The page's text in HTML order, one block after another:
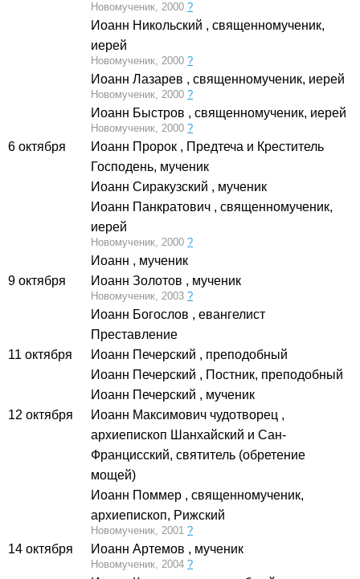
Новомученик, 2000 ?
Иоанн Никольский , священномученик,
иерей
Новомученик, 2000 ?
Иоанн Лазарев , священномученик, иерей
Новомученик, 2000 ?
Иоанн Быстров , священномученик, иерей
Новомученик, 2000 ?
6 октября Иоанн Пророк , Предтеча и Креститель
Господень, мученик
Иоанн Сиракузский , мученик
Иоанн Панкратович , священномученик,
иерей
Новомученик, 2000 ?
Иоанн , мученик
9 октября
Иоанн Золотов , мученик
Новомученик, 2003 ?
Иоанн Богослов , евангелист
Преставление
11 октября
Иоанн Печерский , преподобный
Иоанн Печерский , Постник, преподобный
Иоанн Печерский , мученик
12 октября
Иоанн Максимович чудотворец ,
архиепископ Шанхайский и Сан-
Францисский, святитель (обретение
мощей)
Иоанн Поммер , священномученик,
архиепископ, Рижский
Новомученик, 2001 ?
14 октября Иоанн Артемов , мученик
Новомученик, 2004 ?